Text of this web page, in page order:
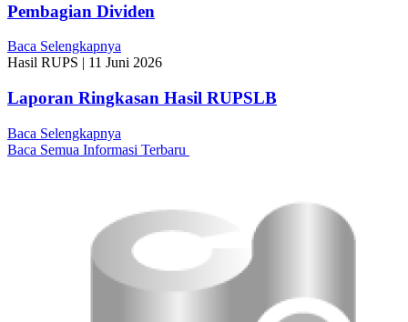
Pembagian Dividen
Baca Selengkapnya
Hasil RUPS
11 Juni 2026
Laporan Ringkasan Hasil RUPSLB
Baca Selengkapnya
Baca Semua Informasi Terbaru